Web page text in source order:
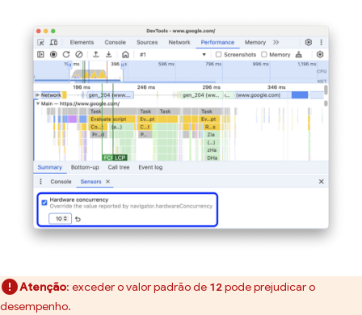
Atenção: exceder o valor padrão de 12pode prejudicar o
desempenho.